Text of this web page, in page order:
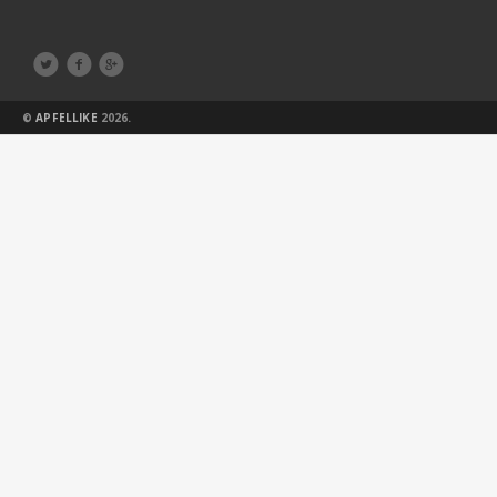
  
©APFELLIKE 2026.